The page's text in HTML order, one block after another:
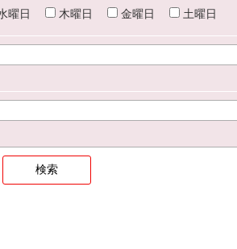
曜日 木曜日 金曜日 土曜日